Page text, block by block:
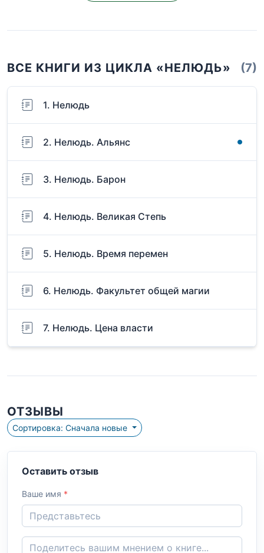
ВСЕ КНИГИ ИЗ ЦИКЛА «НЕЛЮДЬ» (7)
1. Нелюдь
2. Нелюдь. Альянс
3. Нелюдь. Барон
4. Нелюдь. Великая Степь
5. Нелюдь. Время перемен
6. Нелюдь. Факультет общей магии
7. Нелюдь. Цена власти
ОТЗЫВЫ
Сортировка: Сначала новые
Оставить отзыв
Ваше имя *